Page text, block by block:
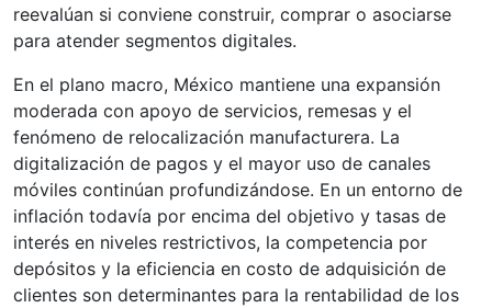
reevalúan si conviene construir, comprar o asociarse
para atender segmentos digitales.
En el plano macro, México mantiene una expansión
moderada con apoyo de servicios, remesas y el
fenómeno de relocalización manufacturera. La
digitalización de pagos y el mayor uso de canales
móviles continúan profundizándose. En un entorno de
inflación todavía por encima del objetivo y tasas de
interés en niveles restrictivos, la competencia por
depósitos y la eficiencia en costo de adquisición de
clientes son determinantes para la rentabilidad de los